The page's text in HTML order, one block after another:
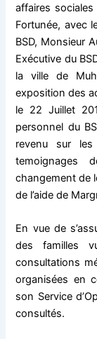
affaires
Fortunée, avec
BSD, Monsieur
Exécutive du
la ville de
exposition des
le 22 Juillet
personnel du
revenu sur
temoignages
changement de
de l’aide de
En vue de
des familles
consultations
organisées en
son Service
consultés.